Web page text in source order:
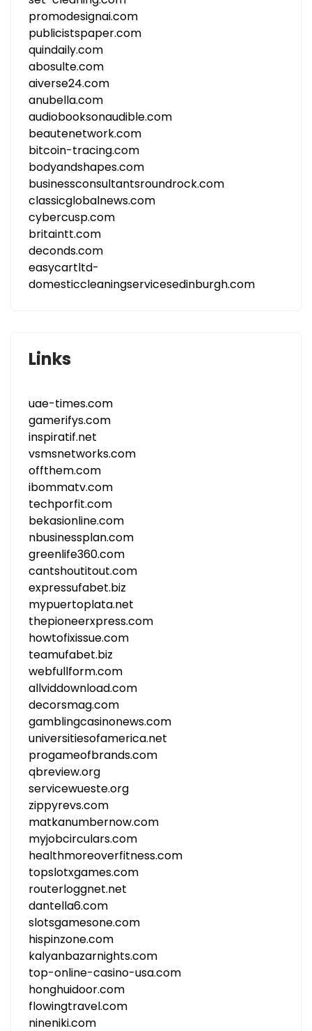
promodesignai.com
publicistspaper.com
quindaily.com
abosulte.com
aiverse24.com
anubella.com
audiobooksonaudible.com
beautenetwork.com
bitcoin-tracing.com
bodyandshapes.com
businessconsultantsroundrock.com
classicglobalnews.com
cybercusp.com
britaintt.com
deconds.com
easycartltd-
domesticcleaningservicesedinburgh.com
Links
uae-times.com
gamerifys.com
inspiratif.net
vsmsnetworks.com
offthem.com
ibommatv.com
techporfit.com
bekasionline.com
nbusinessplan.com
greenlife360.com
cantshoutitout.com
expressufabet.biz
mypuertoplata.net
thepioneerxpress.com
howtofixissue.com
teamufabet.biz
webfullform.com
allviddownload.com
decorsmag.com
gamblingcasinonews.com
universitiesofamerica.net
progameofbrands.com
qbreview.org
servicewueste.org
zippyrevs.com
matkanumbernow.com
myjobcirculars.com
healthmoreoverfitness.com
topslotxgames.com
routerloggnet.net
dantella6.com
slotsgamesone.com
hispinzone.com
kalyanbazarnights.com
top-online-casino-usa.com
honghuidoor.com
flowingtravel.com
nineniki.com